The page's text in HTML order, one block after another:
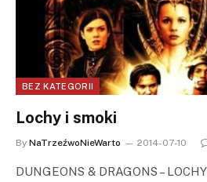
BEZ KATEGORII
Lochy i smoki
By NaTrzeźwoNieWarto 2014-07-10
DUNGEONS & DRAGONS –